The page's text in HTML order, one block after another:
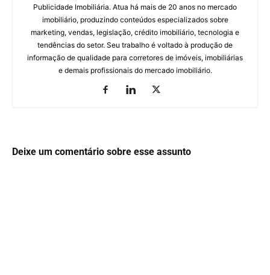
Publicidade Imobiliária. Atua há mais de 20 anos no mercado
imobiliário, produzindo conteúdos especializados sobre
marketing, vendas, legislação, crédito imobiliário, tecnologia e
tendências do setor. Seu trabalho é voltado à produção de
informação de qualidade para corretores de imóveis, imobiliárias
e demais profissionais do mercado imobiliário.
Deixe um comentário sobre esse assunto